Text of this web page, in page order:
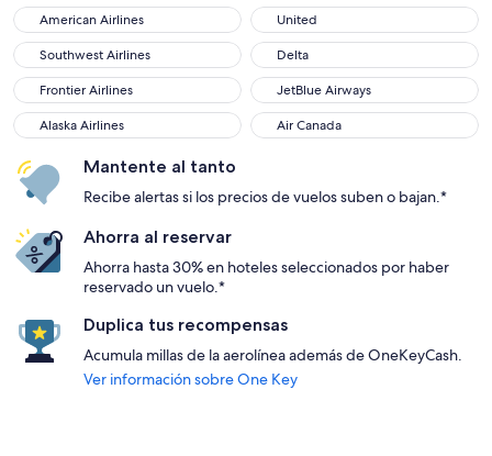
American Airlines
American Airlines United
United
Southwest Airlines
Southwest Airlines Delta
Delta
Frontier Airlines
Frontier Airlines JetBlue Airways
JetBlue Airways
Alaska Airlines
Alaska Airlines Air Canada
Air Canada
Mantente al tanto
Recibe alertas si los precios de vuelos suben o bajan.*
Ahorra al reservar
Ahorra hasta 30% en hoteles seleccionados por haber
reservado un vuelo.*
Duplica tus recompensas
Acumula millas de la aerolínea además de OneKeyCash.
Ver información sobre One Key